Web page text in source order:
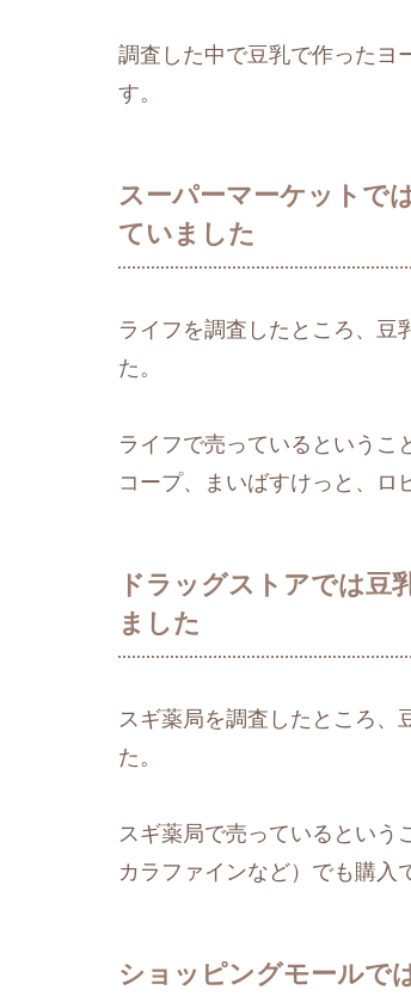
調査した中で豆乳で作ったヨ
す。
スーパーマーケットで
ていました
ライフを調査したところ、豆
た。
ライフで売っているというこ
コープ、まいばすけっと、ロ
ドラッグストアでは豆
ました
スギ薬局を調査したところ、
た。
スギ薬局で売っているという
カラファインなど）でも購入
ショッピングモールで